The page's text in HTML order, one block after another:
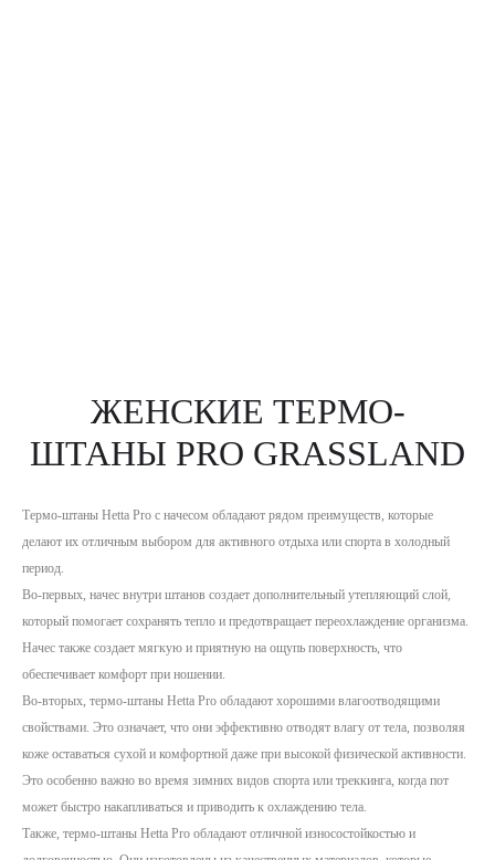
ЖЕНСКИЕ ТЕРМО-
ШТАНЫ PRO GRASSLAND
Термо-штаны Hetta Pro с начесом обладают рядом преимуществ, которые
делают их отличным выбором для активного отдыха или спорта в холодный
период.
Во-первых, начес внутри штанов создает дополнительный утепляющий слой,
который помогает сохранять тепло и предотвращает переохлаждение организма.
Начес также создает мягкую и приятную на ощупь поверхность, что
обеспечивает комфорт при ношении.
Во-вторых, термо-штаны Hetta Pro обладают хорошими влагоотводящими
свойствами. Это означает, что они эффективно отводят влагу от тела, позволяя
коже оставаться сухой и комфортной даже при высокой физической активности.
Это особенно важно во время зимних видов спорта или треккинга, когда пот
может быстро накапливаться и приводить к охлаждению тела.
Также, термо-штаны Hetta Pro обладают отличной износостойкостью и